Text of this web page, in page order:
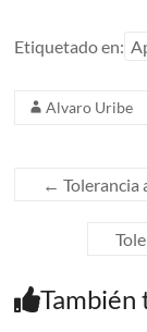
Etiquetado en:
Alvaro Uribe
← Tolerancia